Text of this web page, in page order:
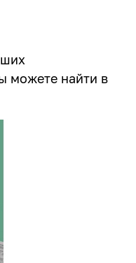
можете найти в